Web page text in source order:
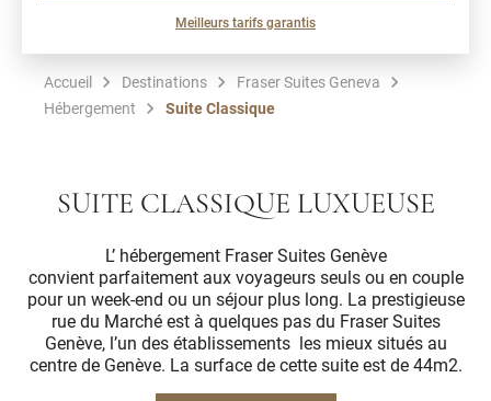
Meilleurs tarifs garantis
Accueil Destinations
Fraser Suites Geneva
Hébergement
Suite Classique
SUITE CLASSIQUE LUXUEUSE
L’ hébergement Fraser Suites Genève
convient parfaitement aux voyageurs seuls ou en couple
pour un week-end ou un séjour plus long. La prestigieuse
rue du Marché est à quelques pas du Fraser Suites
Genève, l’un des établissements les mieux situés au
centre de Genève. La surface de cette suite est de 44m2.